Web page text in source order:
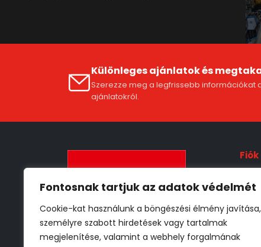
Fontosnak tartjuk az adatok védelmét
Cookie-kat használunk a böngészési élmény javítása,
személyre szabott hirdetések vagy tartalmak
megjelenítése, valamint a webhely forgalmának
Különleges ajánlatok és
Szerezze meg a legfrissebb információkat
ajánlatokról.
Fiók